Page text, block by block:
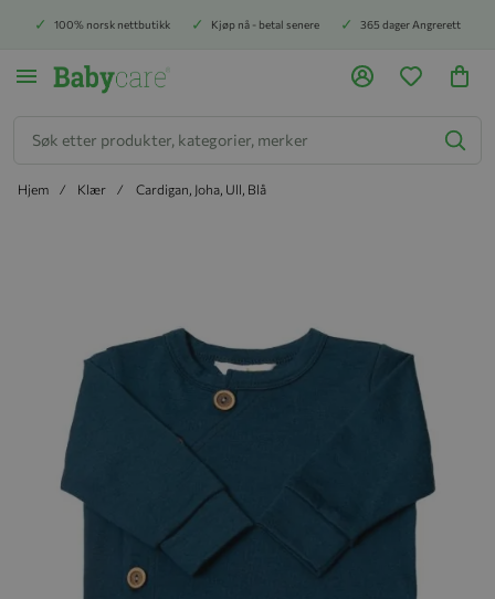
100% norsk nettbutikk Kjøp nå - betal senere 365 dager Angrerett
Hjem Klær Cardigan, Joha, Ull, Blå